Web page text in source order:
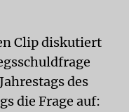
Clip diskutiert
des
die Frage auf: